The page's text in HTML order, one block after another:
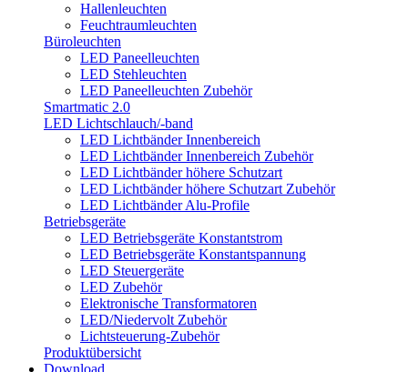
Hallenleuchten
Feuchtraumleuchten
Büroleuchten
LED Paneelleuchten
LED Stehleuchten
LED Paneelleuchten Zubehör
Smartmatic 2.0
LED Lichtschlauch/-band
LED Lichtbänder Innenbereich
LED Lichtbänder Innenbereich Zubehör
LED Lichtbänder höhere Schutzart
LED Lichtbänder höhere Schutzart Zubehör
LED Lichtbänder Alu-Profile
Betriebsgeräte
LED Betriebsgeräte Konstantstrom
LED Betriebsgeräte Konstantspannung
LED Steuergeräte
LED Zubehör
Elektronische Transformatoren
LED/Niedervolt Zubehör
Lichtsteuerung-Zubehör
Produktübersicht
Download